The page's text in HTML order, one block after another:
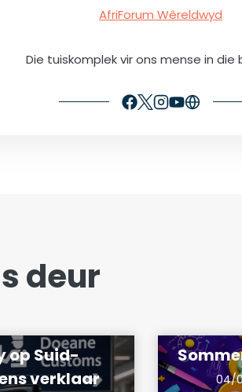
AfriForum Wêreldwyd
Die tuiskomplek vir ons mense in die
deur
op Suid-
verklaar
04/